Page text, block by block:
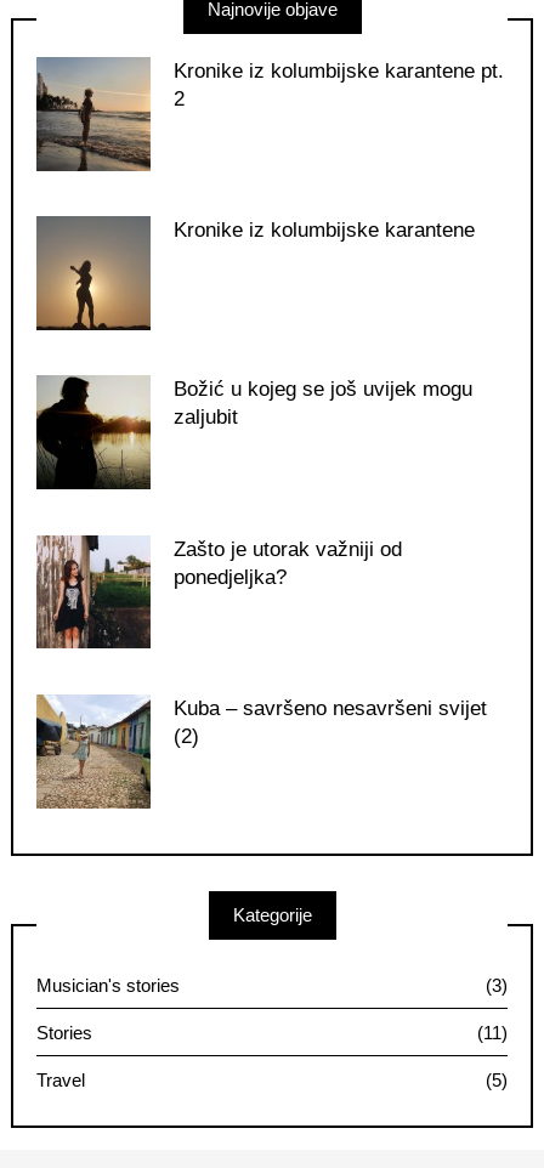
Najnovije objave
Kronike iz kolumbijske karantene pt.
2
Kronike iz kolumbijske karantene
Božić u kojeg se još uvijek mogu
zaljubit
Zašto je utorak važniji od
ponedjeljka?
Kuba – savršeno nesavršeni svijet
(2)
Kategorije
Musician's stories (3)
Stories (11)
Travel (5)